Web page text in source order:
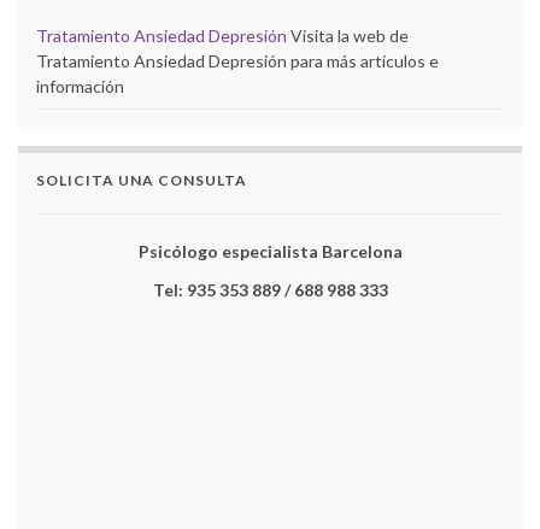
Tratamiento Ansiedad Depresión Visita la web de
Tratamiento Ansiedad Depresión para más artículos e
información
SOLICITA UNA CONSULTA
Psicólogo especialista Barcelona
Tel: 935 353 889 / 688 988 333